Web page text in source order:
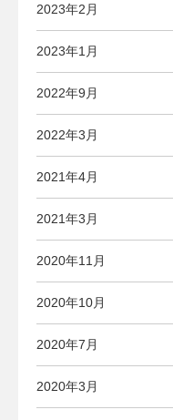
2023年2月
2023年1月
2022年9月
2022年3月
2021年4月
2021年3月
2020年11月
2020年10月
2020年7月
2020年3月